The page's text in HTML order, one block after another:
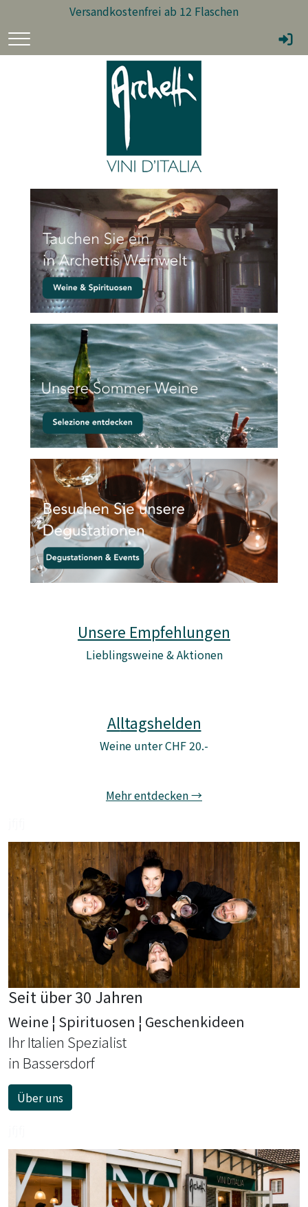
Versandkostenfrei ab 12 Flaschen
Unsere Empfehlungen
Lieblingsweine & Aktionen
Alltagshelden
Weine unter CHF 20.-
Mehr entdecken →
Seit über 30 Jahren
Weine ¦ Spirituosen ¦ Geschenkideen
Ihr Italien Spezialist
in Bassersdorf
Über uns